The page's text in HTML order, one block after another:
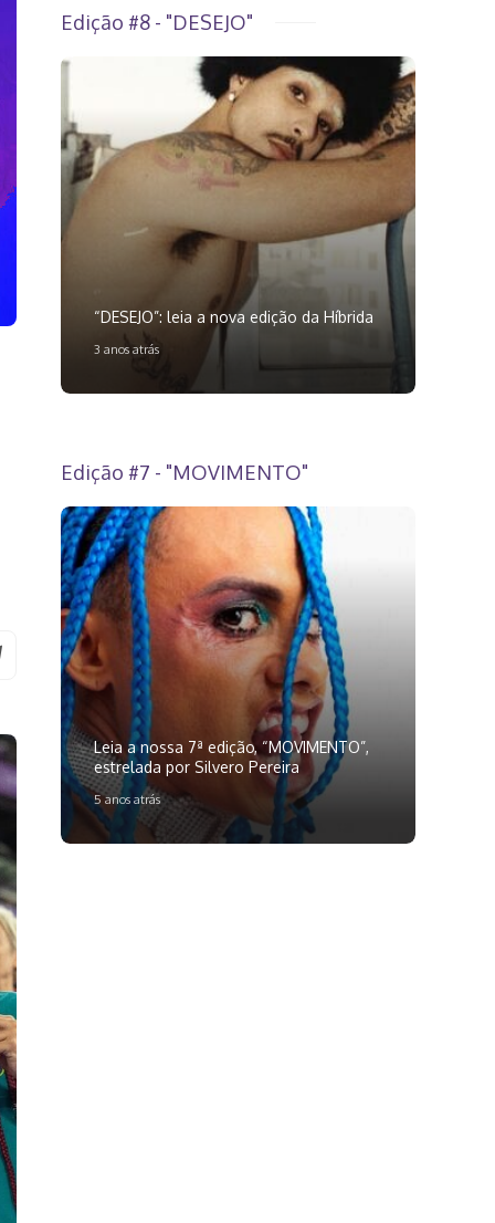
Edição #8 - "DESEJO"
“DESEJO”: leia a nova edição da Híbrida
3 anos atrás
Edição #7 - "MOVIMENTO"
Leia a nossa 7ª edição, “MOVIMENTO”,
estrelada por Silvero Pereira
5 anos atrás